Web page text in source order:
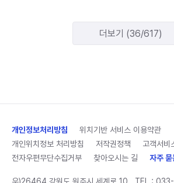
더보기 (36/617)
개인정보처리방침
위치기반 서비스 이용약관
개인위치정보 처리방침
저작권정책
고객서비
전자우편무단수집거부
찾아오시는 길 자주